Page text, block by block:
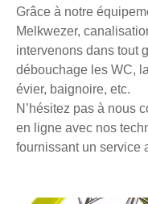
Grâce à notre
Melkwezer,
intervenons dans tout
débouchage les WC,
évier, baignoire, etc.
N’hésitez pas à nous
en ligne avec nos
fournissant un service